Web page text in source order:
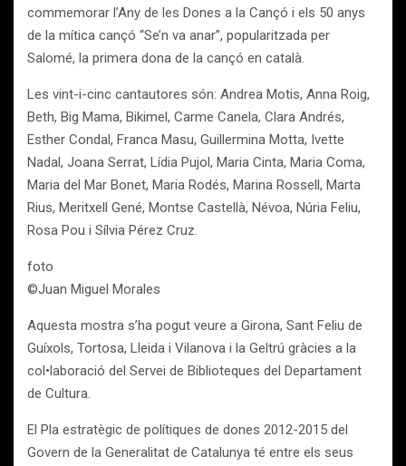
commemorar l’Any de les Dones a la Cançó i els 50 anys
de la mítica cançó “Se’n va anar”, popularitzada per
Salomé, la primera dona de la cançó en català.
Les vint-i-cinc cantautores són: Andrea Motis, Anna Roig,
Beth, Big Mama, Bikimel, Carme Canela, Clara Andrés,
Esther Condal, Franca Masu, Guillermina Motta, Ivette
Nadal, Joana Serrat, Lídia Pujol, Maria Cinta, Maria Coma,
Maria del Mar Bonet, Maria Rodés, Marina Rossell, Marta
Rius, Meritxell Gené, Montse Castellà, Névoa, Núria Feliu,
Rosa Pou i Sílvia Pérez Cruz.
foto
©Juan Miguel Morales
Aquesta mostra s’ha pogut veure a Girona, Sant Feliu de
Guíxols, Tortosa, Lleida i Vilanova i la Geltrú gràcies a la
col•laboració del Servei de Biblioteques del Departament
de Cultura.
El Pla estratègic de polítiques de dones 2012-2015 del
Govern de la Generalitat de Catalunya té entre els seus